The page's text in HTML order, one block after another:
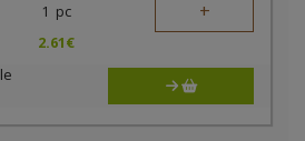
1 pc +
2.61€